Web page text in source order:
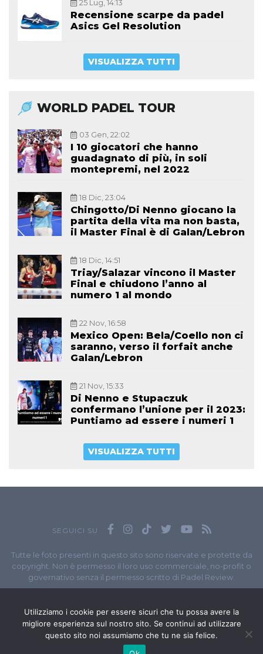
25 Lug, 14:13
Recensione scarpe da padel
Asics Gel Resolution
VISUALIZZA TUTTI
WORLD PADEL TOUR
03 Gen, 22:02
I 10 giocatori che hanno
guadagnato di più, in soli
montepremi, nel 2022
18 Dic, 23:04
Chingotto/Di Nenno giocano la
partita della vita ma non basta,
il Master Final è di Galan/Lebron
18 Dic, 14:51
Triay/Salazar vincono il Master
Final e chiudono l’anno al
numero 1 al mondo
22 Nov, 16:58
Mexico Open: Bela/Coello non ci
saranno, verso il forfait anche
Galan/Lebron
21 Nov, 15:33
Di Nenno e Stupaczuk
confermano l’unione per il 2023:
Puntiamo ad essere i numeri 1
VISUALIZZA TUTTI
SEGUICI SU
Tutte le foto presenti in questo sito sono riservate e protette da
copyright. Non è permesso il loro uso commerciale, no-profit o
governativo senza il permesso scritto di Padel Review.
// P.I. 11965351007
© Copyright 2020-2026 // Web Developer
Utilizziamo i cookie per essere sicuri che tu possa avere la
migliore esperienza sul nostro sito. Se continui ad utilizzare
questo sito noi assumiamo che tu ne sia felice.